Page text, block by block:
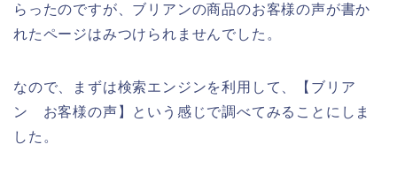
らったのですが、ブリアンの商品のお客様の声が書か
れたページはみつけられませんでした。
なので、まずは検索エンジンを利用して、【ブリア
ン お客様の声】という感じで調べてみることにしま
した。